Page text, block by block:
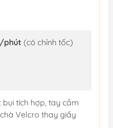
phút (có chỉnh tốc)
bụi tích hợp, tay cầm
Velcro thay giấy